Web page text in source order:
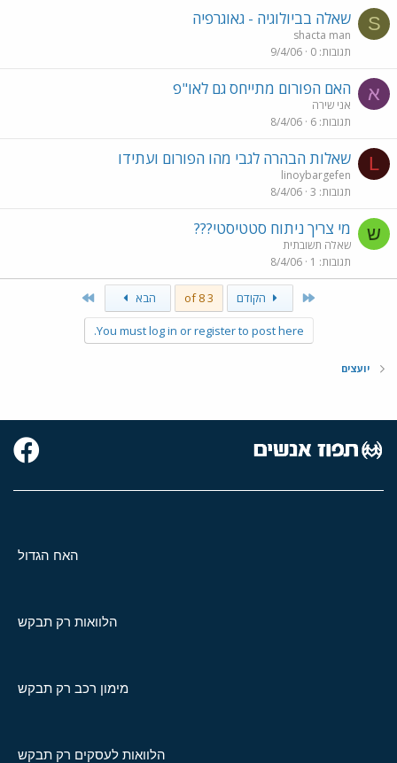
S שאלה בביולוגיה - גאוגרפיה
shacta man
תגובות 0
9/4/06
א האם הפורום מתייחס גם לאו"פ
אני שירה
תגובות 6
8/4/06
L שאלות הבהרה לגבי מהו הפורום ועתידו
linoybargefen
תגובות 3
8/4/06
ש מי צריך ניתוח סטטיסטי???
שאלה תשובתית
תגובות 1
8/4/06
First הקודם 3 of 8 הבא
You must log in or register to post here.
יועצים
האח הגדול
הלוואות רק תבקש
מימון רכב רק תבקש
הלוואות לעסקים רק תבקש